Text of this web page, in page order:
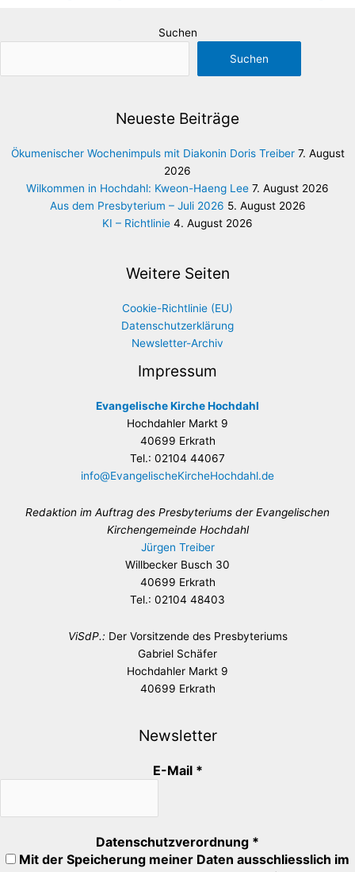
Suchen
Suchen
Neueste Beiträge
Ökumenischer Wochenimpuls mit Diakonin Doris Treiber 7. August
2026
Wilkommen in Hochdahl: Kweon-Haeng Lee 7. August 2026
Aus dem Presbyterium – Juli 2026 5. August 2026
KI – Richtlinie 4. August 2026
Weitere Seiten
Cookie-Richtlinie (EU)
Datenschutzerklärung
Newsletter-Archiv
Impressum
Evangelische Kirche Hochdahl
Hochdahler Markt 9
40699 Erkrath
Tel.: 02104 44067
info@EvangelischeKircheHochdahl.de
Redaktion im Auftrag des Presbyteriums der Evangelischen
Kirchengemeinde Hochdahl
Jürgen Treiber
Willbecker Busch 30
40699 Erkrath
Tel.: 02104 48403
ViSdP.: Der Vorsitzende des Presbyteriums
Gabriel Schäfer
Hochdahler Markt 9
40699 Erkrath
Newsletter
E-Mail *
Datenschutzverordnung *
Mit der Speicherung meiner Daten ausschliesslich im